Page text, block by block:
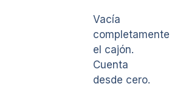
Vacía
completamente
el cajón.
Cuenta
desde cero.